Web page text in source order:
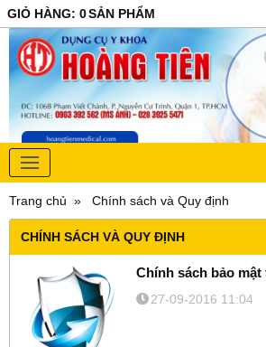
GIỎ HÀNG: 0SẢN PHẨM
Trang chủ Chính sách và Quy định
CHÍNH SÁCH VÀ QUY ĐỊNH
Chính sách bảo
27-09-2016 11:04